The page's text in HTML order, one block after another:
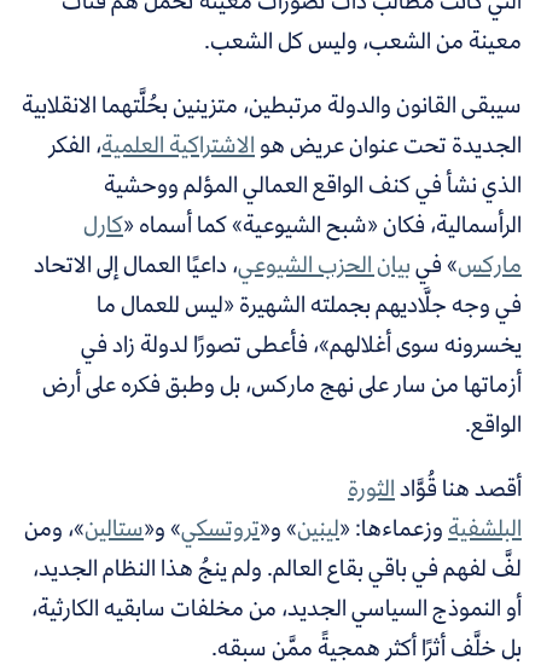
معينة من الشعب، وليس كل الشعب.
سيبقى القانون والدولة مرتبطين، متزينين بحُلَّتهما الانقلابية
الجديدة تحت عنوان عريض هوالاشتراكية العلمية، الفكر
الذي نشأ في كنف الواقع العمالي المؤلم ووحشية
الرأسمالية، فكان «شبح الشيوعية» كما أسماه «كارل
ماركس»فيبيان الحزب الشيوعي، داعيًا العمال إلى الاتحاد
في وجه جلَّاديهم بجملته الشهيرة «ليس للعمال ما
يخسرونه سوى أغلالهم»، فأعطى تصورًا لدولة زاد في
أزماتها من سار على نهج ماركس، بل وطبق فكره على أرض
الواقع.
أقصد هنا قُوَّادالثورة
البلشفيةوزعماءها:«لينين»و«تروتسكي»و«ستالين»، ومن
لفَّ لفهم في باقي بقاع العالم. ولم ينجُ هذا النظام الجديد،
أو النموذج السياسي الجديد، من مخلفات سابقيه الكارثية،
بل خلَّف أثرًا أكثر همجيةً ممَّن سبقه.